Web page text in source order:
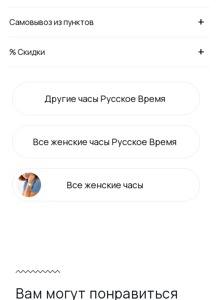
+
Самовывоз из пунктов
+
% Скидки
Другие часы Русское Время
Всеженские часы Русское Время
Все женские часы
Вам могут понравиться